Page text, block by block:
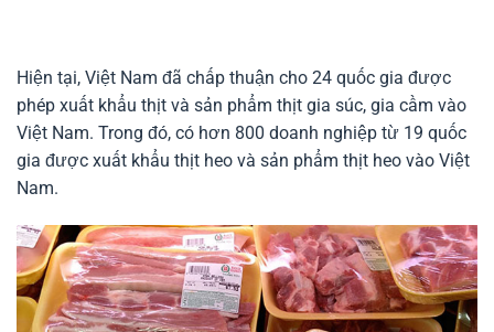
Hiện tại, Việt Nam đã chấp thuận cho 24 quốc gia được
phép xuất khẩu thịt và sản phẩm thịt gia súc, gia cầm vào
Việt Nam. Trong đó, có hơn 800 doanh nghiệp từ 19 quốc
gia được xuất khẩu thịt heo và sản phẩm thịt heo vào Việt
Nam.